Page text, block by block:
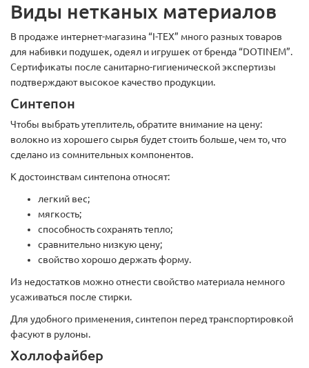
Виды нетканых материалов
В продаже интернет-магазина “I-TEX” много разных товаров
для набивки подушек, одеял и игрушек от бренда “DOTINEM”.
Сертификаты после санитарно-гигиенической экспертизы
подтверждают высокое качество продукции.
Синтепон
Чтобы выбрать утеплитель, обратите внимание на цену:
волокно из хорошего сырья будет стоить больше, чем то, что
сделано из сомнительных компонентов.
К достоинствам синтепона относят:
легкий вес;
мягкость;
способность сохранять тепло;
сравнительно низкую цену;
свойство хорошо держать форму.
Из недостатков можно отнести свойство материала немного
усаживаться после стирки.
Для удобного применения, синтепон перед транспортировкой
фасуют в рулоны.
Холлофайбер